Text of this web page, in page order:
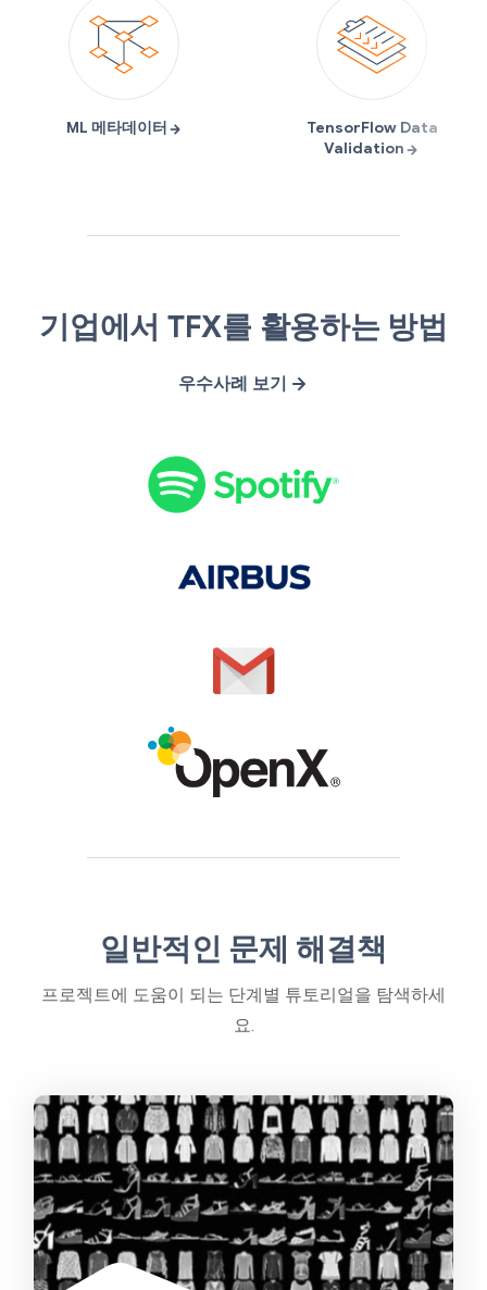
기업에서 TFX를 활용하는 방법
우수사례 보기
p
y
im
p
일반적인 문제 해결책
프로젝트에 도움이 되는 단계별 튜토리얼을 탐색하세
요.